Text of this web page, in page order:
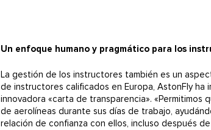
Un enfoque humano y pragmático para los
La gestión de los instructores también es un
de instructores calificados en Europa, AstonFly ha
innovadora «carta de transparencia».
de aerolíneas durante sus días de trabajo,
relación de confianza con ellos, incluso después